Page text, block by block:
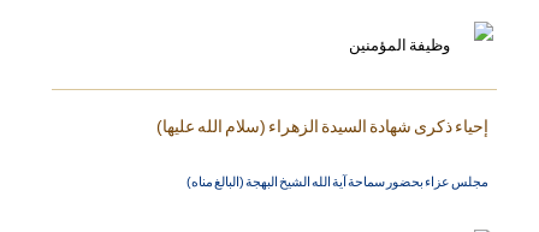
إحياء ذكرى شهادة السيدة الزهراء (سلام الله عليها)
مجلس عزاء بحضور سماحة آية الله الشيخ البهجة (البالغ مناه)